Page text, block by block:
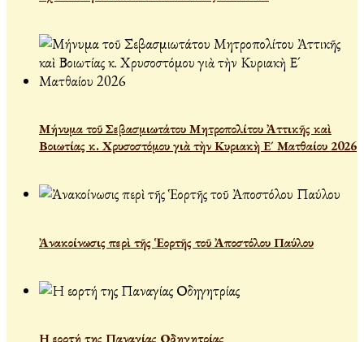
Μήνυμα τοῦ Σεβασμιωτάτου Μητροπολίτου Ἀττικῆς καὶ
Βοιωτίας κ. Χρυσοστόμου γιὰ τὴν Κυριακὴ Ε´ Ματθαίου 2026
Ἀνακοίνωσις περὶ τῆς Ἑορτῆς τοῦ Ἀποστόλου Παύλου
Η εορτή της Παναγίας Οδηγητρίας